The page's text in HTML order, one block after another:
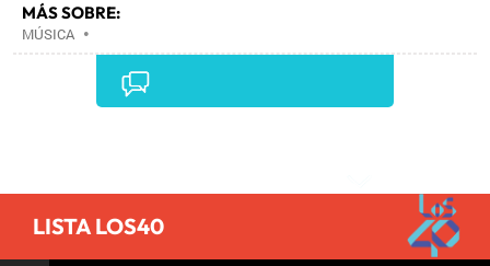
MÁS SOBRE:
MÚSICA •
LISTA LOS40